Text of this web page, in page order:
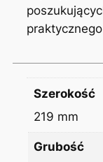
Szerokość
219 mm
Grubość